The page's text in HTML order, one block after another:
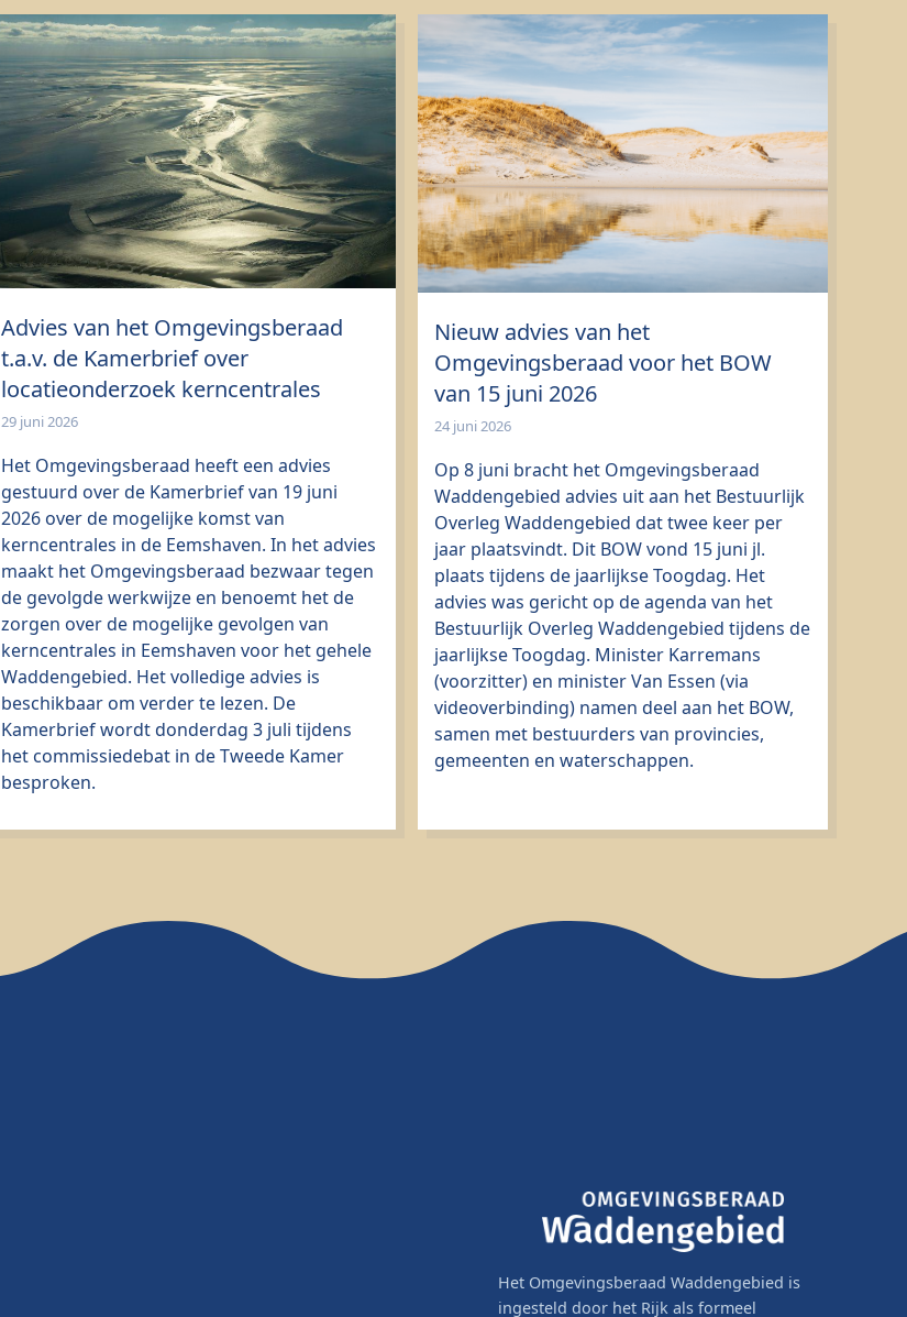
Advies van het Omgevingsberaad
t.a.v. de Kamerbrief over
locatieonderzoek kerncentrales
29 juni 2026
Het Omgevingsberaad heeft een advies
gestuurd over de Kamerbrief van 19 juni
2026 over de mogelijke komst van
kerncentrales in de Eemshaven. In het advies
maakt het Omgevingsberaad bezwaar tegen
de gevolgde werkwijze en benoemt het de
zorgen over de mogelijke gevolgen van
kerncentrales in Eemshaven voor het gehele
Waddengebied. Het volledige advies is
beschikbaar om verder te lezen. De
Kamerbrief wordt donderdag 3 juli tijdens
het commissiedebat in de Tweede Kamer
besproken.
Nieuw advies van het
Omgevingsberaad voor het BOW
van 15 juni 2026
24 juni 2026
Op 8 juni bracht het Omgevingsberaad
Waddengebied advies uit aan het Bestuurlijk
Overleg Waddengebied dat twee keer per
jaar plaatsvindt. Dit BOW vond 15 juni jl.
plaats tijdens de jaarlijkse Toogdag. Het
advies was gericht op de agenda van het
Bestuurlijk Overleg Waddengebied tijdens de
jaarlijkse Toogdag. Minister Karremans
(voorzitter) en minister Van Essen (via
videoverbinding) namen deel aan het BOW,
samen met bestuurders van provincies,
gemeenten en waterschappen.
Het Omgevingsberaad Waddengebied is
ingesteld door het Rijk als formeel